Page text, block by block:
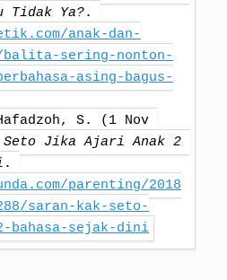
Tidak Ya?
anak-dan-
balita-sering-nonton-
asing-bagus-
S. (1 Nov
Seto Jika Ajari Anak 2
parenting/2018
saran-kak-seto-
sejak-dini